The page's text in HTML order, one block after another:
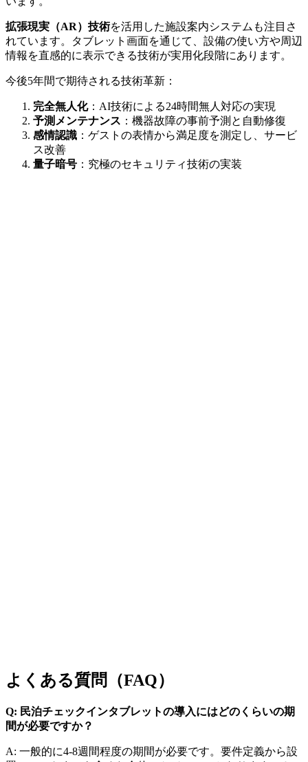
拡張現実（AR）技術を活用した施設案内システムも注目さ
れています。タブレット画面を通じて、設備の使い方や周辺
情報を直感的に表示できる技術が実用化段階にあります。
今後5年間で期待される技術革新：
完全無人化：AI技術による24時間無人対応の実現
予測メンテナンス ：機器故障の事前予測と自動修復
感情認識 ：ゲストの表情から満足度を測定し、サービ
ス改善
量子暗号 ：究極のセキュリティ技術の実装
よくある質問（FAQ）
Q: 民泊チェックインタブレットの導入にはどのくらいの期
間が必要ですか？
A: 一般的に4-8週間程度の期間が必要です。要件定義から設